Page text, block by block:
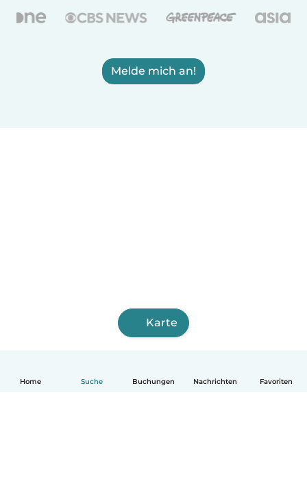
Home Suche Buchungen Nachrichten Favoriten
Melde mich an!
Karte